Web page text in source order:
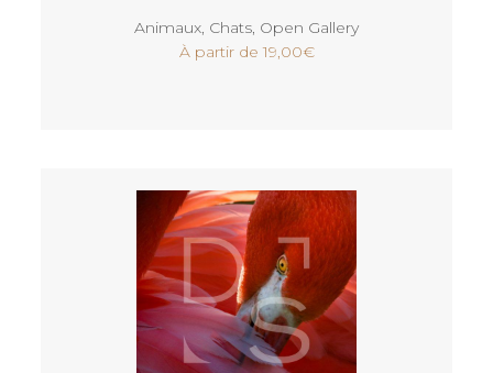
Animaux Chats Open Gallery
À partir de19,00€